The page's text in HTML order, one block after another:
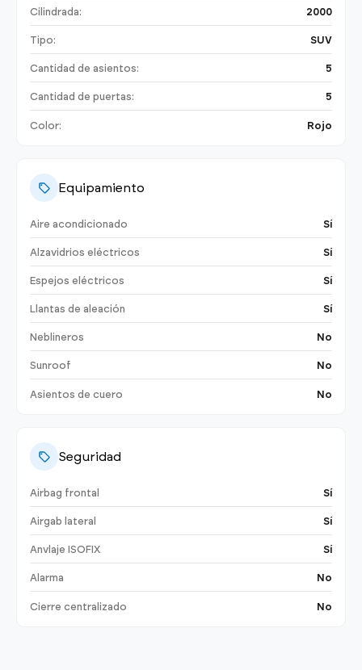
Cilindrada: 2000
Tipo: SUV
Cantidad de asientos: 5
Cantidad de puertas: 5
Color: Rojo
Equipamiento
Aire acondicionado Sí
Alzavidrios eléctricos Sí
Espejos eléctricos Sí
Llantas de aleación Sí
Neblineros No
Sunroof No
Asientos de cuero No
Seguridad
Airbag frontal Sí
Airgab lateral Sí
Anvlaje ISOFIX Sí
Alarma No
Cierre centralizado No